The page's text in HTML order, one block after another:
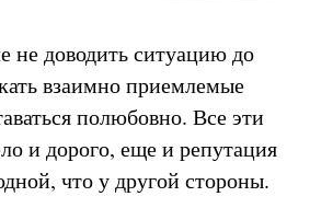
не доводить ситуацию до
взаимно приемлемые
полюбовно. Все эти
и дорого, еще и репутация
что у другой стороны.